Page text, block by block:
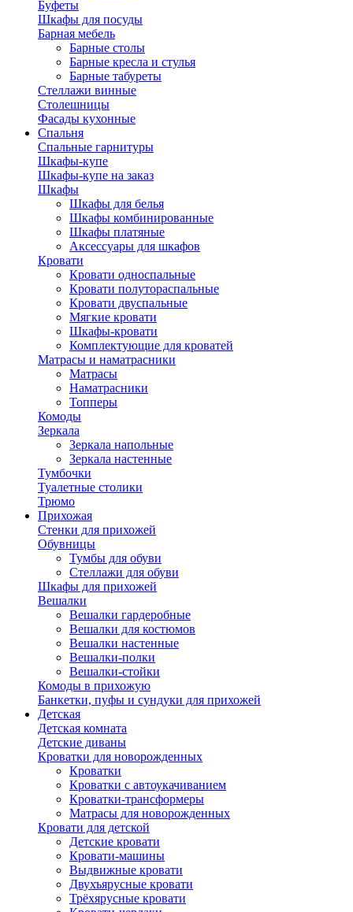
Буфеты
Шкафы для посуды
Барная мебель
Барные столы
Барные кресла и стулья
Барные табуреты
Стеллажи винные
Столешницы
Фасады кухонные
Спальня
Спальные гарнитуры
Шкафы-купе
Шкафы-купе на заказ
Шкафы
Шкафы для белья
Шкафы комбинированные
Шкафы платяные
Аксессуары для шкафов
Кровати
Кровати односпальные
Кровати полутораспальные
Кровати двуспальные
Мягкие кровати
Шкафы-кровати
Комплектующие для кроватей
Матрасы и наматрасники
Матрасы
Наматрасники
Топперы
Комоды
Зеркала
Зеркала напольные
Зеркала настенные
Тумбочки
Туалетные столики
Трюмо
Прихожая
Стенки для прихожей
Обувницы
Тумбы для обуви
Стеллажи для обуви
Шкафы для прихожей
Вешалки
Вешалки гардеробные
Вешалки для костюмов
Вешалки настенные
Вешалки-полки
Вешалки-стойки
Комоды в прихожую
Банкетки, пуфы и сундуки для прихожей
Детская
Детская комната
Детские диваны
Кроватки для новорожденных
Кроватки
Кроватки с автоукачиванием
Кроватки-трансформеры
Матрасы для новорожденных
Кровати для детской
Детские кровати
Кровати-машины
Выдвижные кровати
Двухъярусные кровати
Трёхярусные кровати